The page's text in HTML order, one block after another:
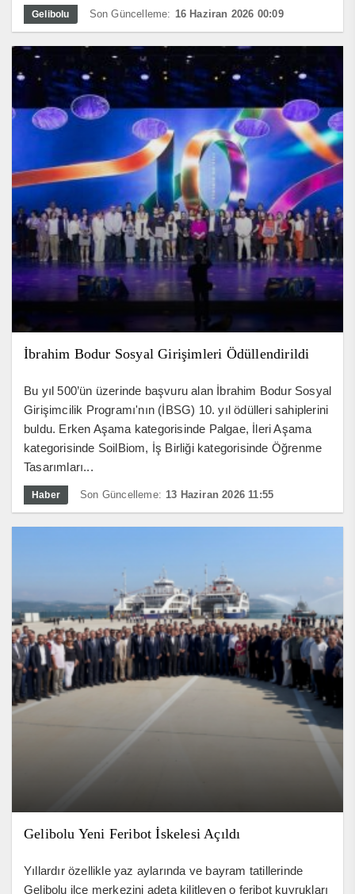
Gelibolu Son Güncelleme: 16 Haziran 2026 00:09
İbrahim Bodur Sosyal Girişimleri Ödüllendirildi
Bu yıl 500’ün üzerinde başvuru alan İbrahim Bodur Sosyal
Girişimcilik Programı'nın (İBSG) 10. yıl ödülleri sahiplerini
buldu. Erken Aşama kategorisinde Palgae, İleri Aşama
kategorisinde SoilBiom, İş Birliği kategorisinde Öğrenme
Tasarımları...
Haber Son Güncelleme: 13 Haziran 2026 11:55
Gelibolu Yeni Feribot İskelesi Açıldı
Yıllardır özellikle yaz aylarında ve bayram tatillerinde
Gelibolu ilçe merkezini adeta kilitleyen o feribot kuyrukları